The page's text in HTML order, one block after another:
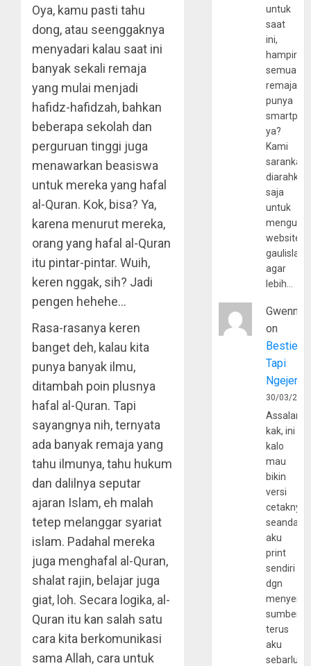
Oya, kamu pasti tahu
dong, atau seenggaknya
menyadari kalau saat ini
banyak sekali remaja
yang mulai menjadi
hafidz-hafidzah, bahkan
beberapa sekolah dan
perguruan tinggi juga
menawarkan beasiswa
untuk mereka yang hafal
al-Quran. Kok, bisa? Ya,
karena menurut mereka,
orang yang hafal al-Quran
itu pintar-pintar. Wuih,
keren nggak, sih? Jadi
pengen hehehe…
Rasa-rasanya keren
banget deh, kalau kita
punya banyak ilmu,
ditambah poin plusnya
hafal al-Quran. Tapi
sayangnya nih, ternyata
ada banyak remaja yang
tahu ilmunya, tahu hukum
dan dalilnya seputar
ajaran Islam, eh malah
tetep melanggar syariat
islam. Padahal mereka
juga menghafal al-Quran,
shalat rajin, belajar juga
giat, loh. Secara logika, al-
Quran itu kan salah satu
cara kita berkomunikasi
sama Allah, cara untuk
untuk
saat
ini,
hampir
semua
remaja
punya
ya?
Kami
sarankan,
diarahkan
saja
untuk
website
agar
lebih…
Gwenny
on
Bestie
Tapi
30/03/
kak, ini
kalo
mau
bikin
versi
cetaknya
aku
print
sendiri
dgn
sumber
terus
aku